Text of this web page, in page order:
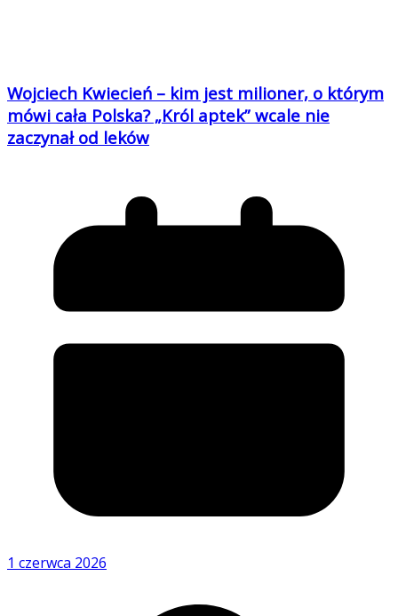
Wojciech Kwiecień – kim jest milioner, o którym
mówi cała Polska? „Król aptek” wcale nie
zaczynał od leków
1 czerwca 2026